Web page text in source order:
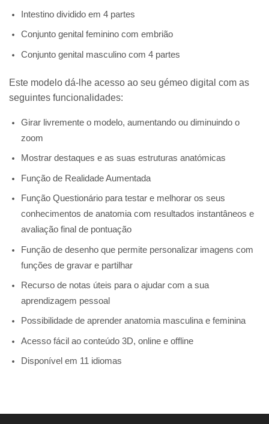
Intestino dividido em 4 partes
Conjunto genital feminino com embrião
Conjunto genital masculino com 4 partes
Este modelo dá-lhe acesso ao seu gémeo digital com as
seguintes funcionalidades:
Girar livremente o modelo, aumentando ou diminuindo o
zoom
Mostrar destaques e as suas estruturas anatómicas
Função de Realidade Aumentada
Função Questionário para testar e melhorar os seus
conhecimentos de anatomia com resultados instantâneos e
avaliação final de pontuação
Função de desenho que permite personalizar imagens com
funções de gravar e partilhar
Recurso de notas úteis para o ajudar com a sua
aprendizagem pessoal
Possibilidade de aprender anatomia masculina e feminina
Acesso fácil ao conteúdo 3D, online e offline
Disponível em 11 idiomas